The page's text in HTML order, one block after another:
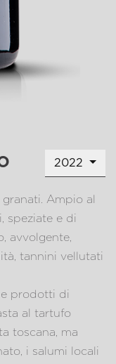
2022
Ampio al
speziate e di
avvolgente,
tannini vellutati
prodotti di
al tartufo
toscana, ma
i salumi locali